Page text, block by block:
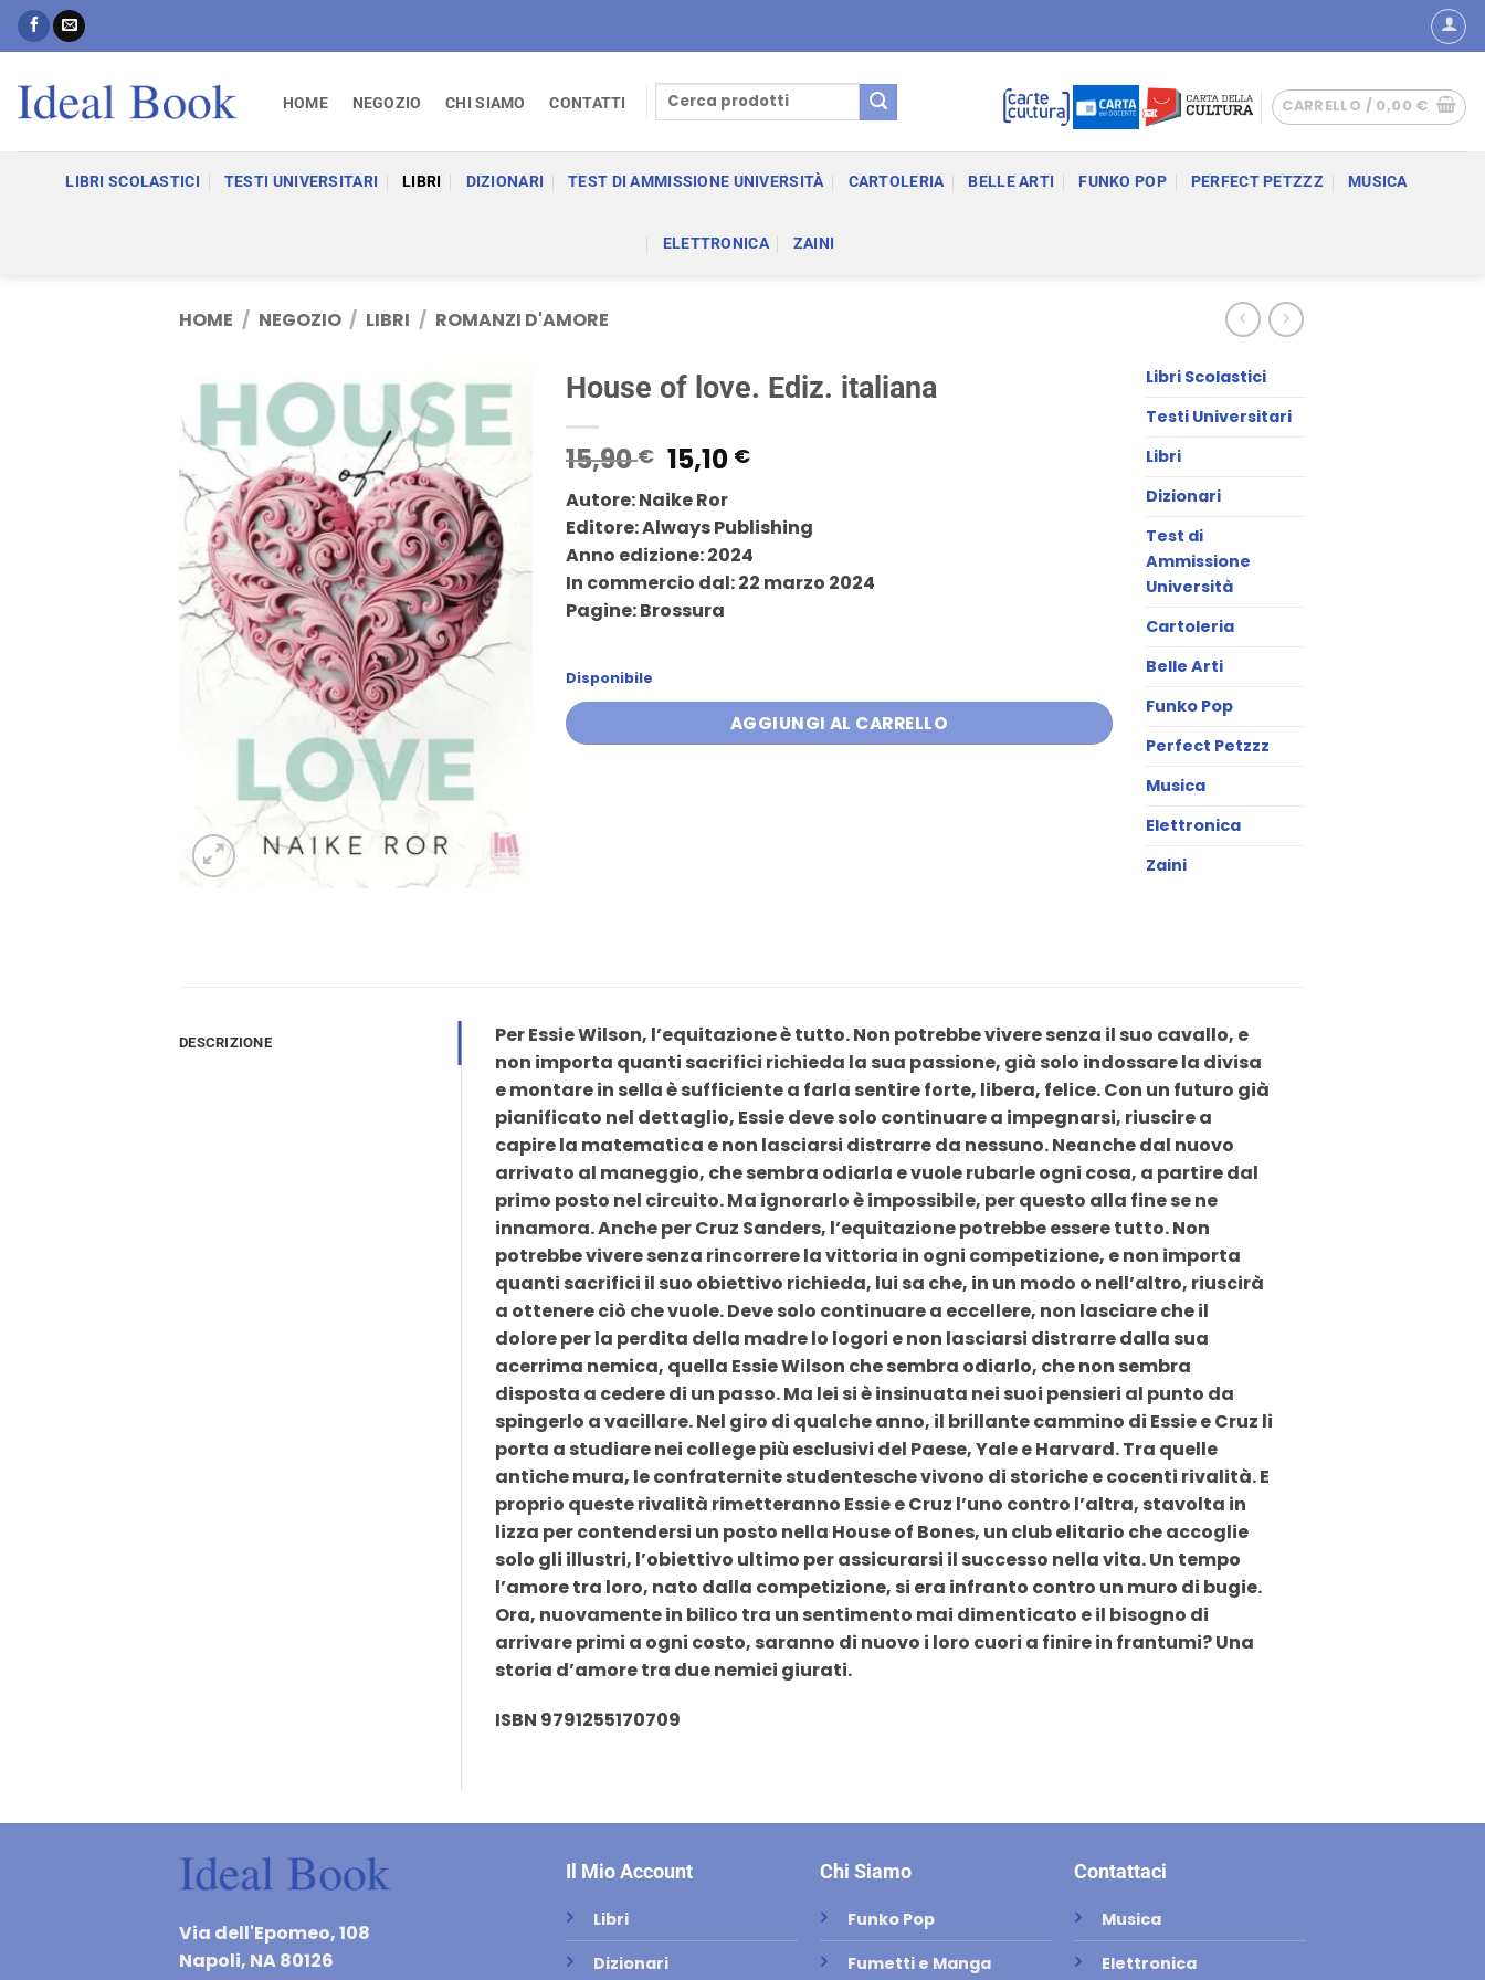
Salta
HOME NEGOZIO CHI SIAMO CONTATTI
Cerca:
CARRELLO / 0,00 €
LIBRI SCOLASTICI TESTI UNIVERSITARI LIBRI DIZIONARI TEST DI AMMISSIONE UNIVERSITÀ CARTOLERIA BELLE ARTI FUNKO POP PERFECT PETZZZ MUSICA
ELETTRONICA ZAINI
HOME / NEGOZIO / LIBRI / ROMANZI D'AMORE
House of love. Ediz. italiana
15,90€ Il
prezzo
originale
era:
15,90 €.
15,10 €Il
attuale
è:
15,10 €.
Autore: Naike Ror
Editore: Always Publishing
Anno edizione: 2024
In commercio dal: 22 marzo 2024
Pagine: Brossura
Disponibile
AGGIUNGI AL CARRELLO
Libri Scolastici
Testi Universitari
Libri
Dizionari
Test di
Ammissione
Università
Cartoleria
Belle Arti
Funko Pop
Perfect Petzzz
Musica
Elettronica
Zaini
DESCRIZIONE
Per Essie Wilson, l’equitazione è tutto. Non potrebbe vivere senza il suo cavallo, e
non importa quanti sacrifici richieda la sua passione, già solo indossare la divisa
e montare in sella è sufficiente a farla sentire forte, libera, felice. Con un futuro già
pianificato nel dettaglio, Essie deve solo continuare a impegnarsi, riuscire a
capire la matematica e non lasciarsi distrarre da nessuno. Neanche dal nuovo
arrivato al maneggio, che sembra odiarla e vuole rubarle ogni cosa, a partire dal
primo posto nel circuito. Ma ignorarlo è impossibile, per questo alla fine se ne
innamora. Anche per Cruz Sanders, l’equitazione potrebbe essere tutto. Non
potrebbe vivere senza rincorrere la vittoria in ogni competizione, e non importa
quanti sacrifici il suo obiettivo richieda, lui sa che, in un modo o nell’altro, riuscirà
a ottenere ciò che vuole. Deve solo continuare a eccellere, non lasciare che il
dolore per la perdita della madre lo logori e non lasciarsi distrarre dalla sua
acerrima nemica, quella Essie Wilson che sembra odiarlo, che non sembra
disposta a cedere di un passo. Ma lei si è insinuata nei suoi pensieri al punto da
spingerlo a vacillare. Nel giro di qualche anno, il brillante cammino di Essie e Cruz li
porta a studiare nei college più esclusivi del Paese, Yale e Harvard. Tra quelle
antiche mura, le confraternite studentesche vivono di storiche e cocenti rivalità. E
proprio queste rivalità rimetteranno Essie e Cruz l’uno contro l’altra, stavolta in
lizza per contendersi un posto nella House of Bones, un club elitario che accoglie
solo gli illustri, l’obiettivo ultimo per assicurarsi il successo nella vita. Un tempo
l’amore tra loro, nato dalla competizione, si era infranto contro un muro di bugie.
Ora, nuovamente in bilico tra un sentimento mai dimenticato e il bisogno di
arrivare primi a ogni costo, saranno di nuovo i loro cuori a finire in frantumi? Una
storia d’amore tra due nemici giurati.
ISBN 9791255170709
Via dell'Epomeo, 108
Napoli, NA 80126
Il Mio Account
Libri
Dizionari
Chi Siamo
Funko Pop
Fumetti e Manga
Contattaci
Musica
Elettronica